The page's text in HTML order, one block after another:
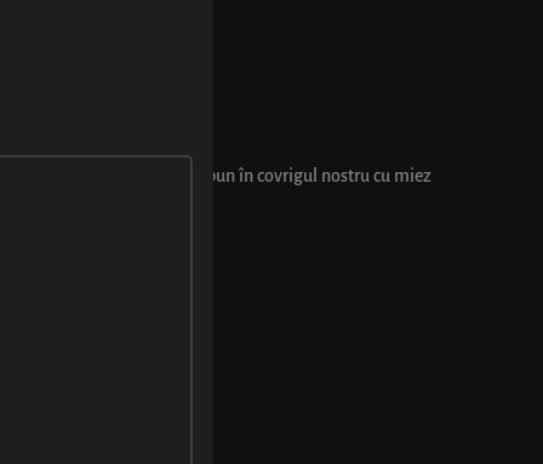
și-a găsit un loc călduț și bun în covrigul nostru cu miez